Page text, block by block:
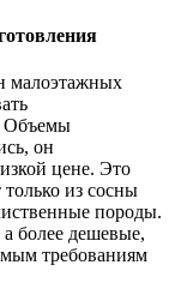
малоэтажных
Объемы
он
цене. Это
из сосны
породы.
более дешевые,
требованиям